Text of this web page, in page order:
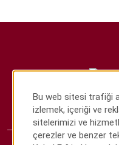
Bu web sitesi trafiği
izlemek, içeriği ve
sitelerimizi ve
çerezler ve benzer